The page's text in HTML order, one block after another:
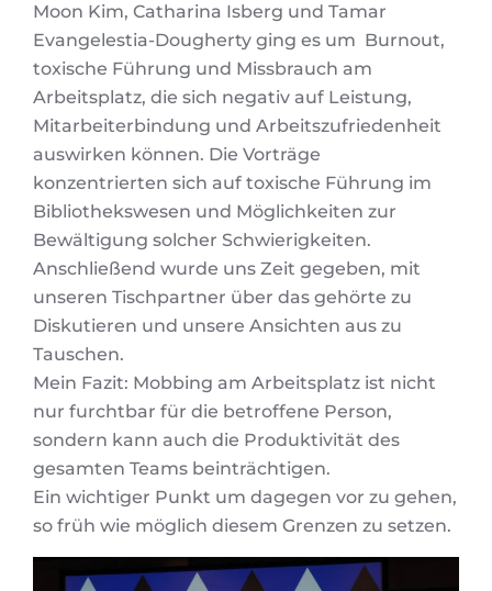
Moon Kim, Catharina Isberg und Tamar
Evangelestia-Dougherty ging es um Burnout,
toxische Führung und Missbrauch am
Arbeitsplatz, die sich negativ auf Leistung,
Mitarbeiterbindung und Arbeitszufriedenheit
auswirken können. Die Vorträge
konzentrierten sich auf toxische Führung im
Bibliothekswesen und Möglichkeiten zur
Bewältigung solcher Schwierigkeiten.
Anschließend wurde uns Zeit gegeben, mit
unseren Tischpartner über das gehörte zu
Diskutieren und unsere Ansichten aus zu
Tauschen.
Mein Fazit: Mobbing am Arbeitsplatz ist nicht
nur furchtbar für die betroffene Person,
sondern kann auch die Produktivität des
gesamten Teams beinträchtigen.
Ein wichtiger Punkt um dagegen vor zu gehen,
so früh wie möglich diesem Grenzen zu setzen.